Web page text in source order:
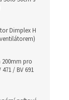
Dimplex H
pro
/ BV 691